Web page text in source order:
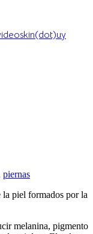
piernas
la piel formados por la
melanina, pigmento